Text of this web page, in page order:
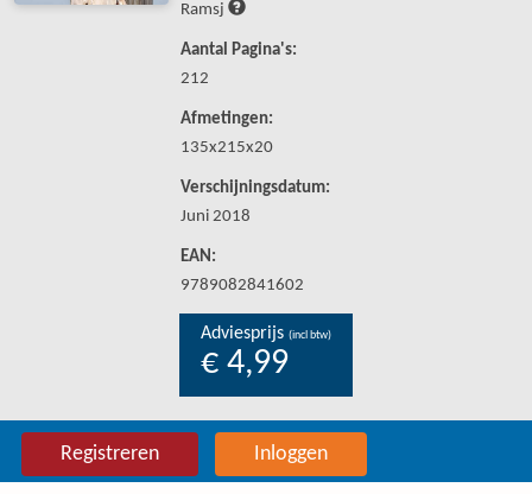
Ramsj
Aantal Pagina's:
212
Afmetingen:
135x215x20
Verschijningsdatum:
Juni 2018
EAN:
9789082841602
Adviesprijs (incl btw)
€ 4,99
Registreren Inloggen